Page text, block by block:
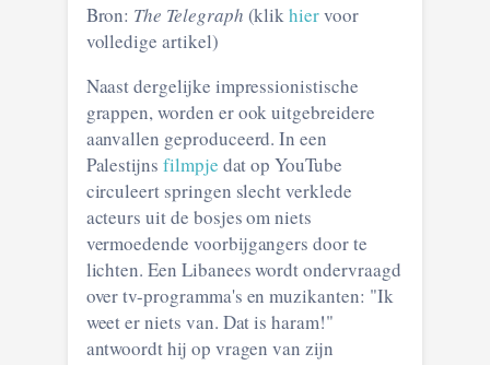
Bron: The Telegraph (klikhiervoor
volledige artikel)
Naast dergelijke impressionistische
grappen, worden er ook uitgebreidere
aanvallen geproduceerd. In een
Palestijns filmpje dat op YouTube
circuleert springen slecht verklede
acteurs uit de bosjes om niets
vermoedende voorbijgangers door te
lichten. Een Libanees wordt ondervraagd
over tv-programma's en muzikanten: "Ik
weet er niets van. Dat is haram!"
antwoordt hij op vragen van zijn